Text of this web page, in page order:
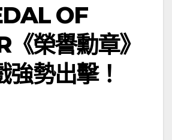
OF
榮譽勳章》
強勢出擊！